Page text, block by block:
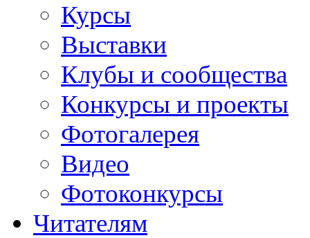
Курсы
Выставки
Клубы и сообщества
Конкурсы и проекты
Фотогалерея
Видео
Фотоконкурсы
Читателям